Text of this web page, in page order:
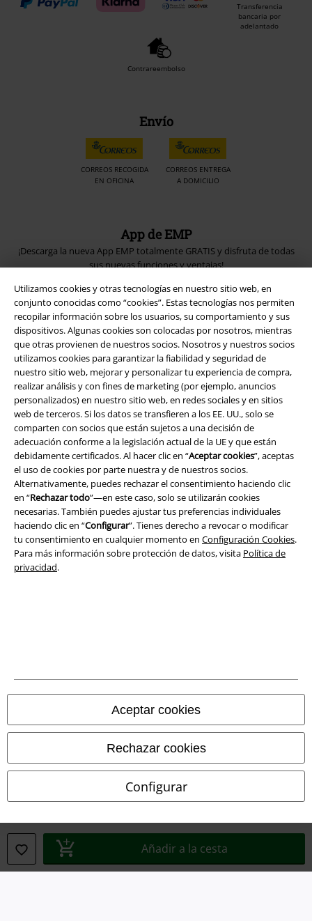
Utilizamos cookies y otras tecnologías en nuestro sitio web, en
conjunto conocidas como “cookies”. Estas tecnologías nos permiten
recopilar información sobre los usuarios, su comportamiento y sus
dispositivos. Algunas cookies son colocadas por nosotros, mientras
que otras provienen de nuestros socios. Nosotros y nuestros socios
utilizamos cookies para garantizar la fiabilidad y seguridad de
nuestro sitio web, mejorar y personalizar tu experiencia de compra,
realizar análisis y con fines de marketing (por ejemplo, anuncios
personalizados) en nuestro sitio web, en redes sociales y en sitios
web de terceros. Si los datos se transfieren a los EE. UU., solo se
comparten con socios que están sujetos a una decisión de
adecuación conforme a la legislación actual de la UE y que están
debidamente certificados. Al hacer clic en “Aceptar cookies”, aceptas
el uso de cookies por parte nuestra y de nuestros socios.
Alternativamente, puedes rechazar el consentimiento haciendo clic
en “Rechazar todo”—en este caso, solo se utilizarán cookies
necesarias. También puedes ajustar tus preferencias individuales
haciendo clic en “Configurar”. Tienes derecho a revocar o modificar
tu consentimiento en cualquier momento en Configuración Cookies.
Para más información sobre protección de datos, visita Política de
privacidad.
Aceptar cookies
Rechazar cookies
Configurar
Añadir a la cesta
Transferencia
bancaria por
adelantado
Contrareembolso
Envío
CORREOS RECOGIDA
EN OFICINA
CORREOS ENTREGA
A DOMICILIO
App de EMP
¡Descarga la nueva App EMP totalmente GRATIS y disfruta de todas
sus nuevas funciones y ventajas!
A Warner Music Group Company
Seguridad
Términos y Condiciones
Eliminación de residuos y protección del medioambiente
Declaración de Conformidad
Información sobre accesibilidad
Configuración Cookies